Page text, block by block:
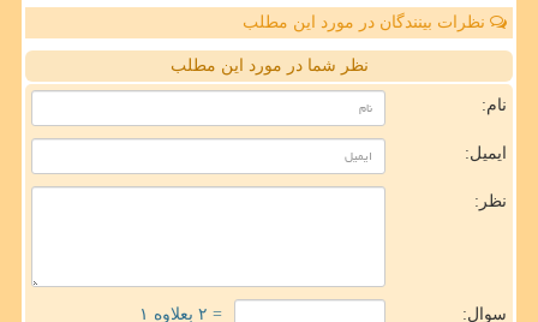
نظرات بینندگان در مورد این مطلب
نظر شما در مورد این مطلب
نام:
ایمیل:
نظر:
سوال: = ۲ بعلاوه ۱